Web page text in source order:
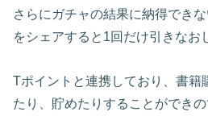
さらにガチャの結果に納得でき
をシェアすると1回だけ引きなお
Tポイントと連携しており、書籍
たり、貯めたりすることができ